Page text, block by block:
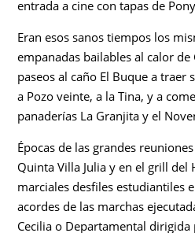
entrada a cine con tapas de
Eran esos sanos tiempos los
empanadas bailables al calor de
paseos al caño El Buque a traer
a Pozo veinte, a la Tina, y a
panaderías La Granjita y el
Épocas de las grandes
Quinta Villa Julia y en el grill del
marciales desfiles estudiantiles
acordes de las marchas
Cecilia o Departamental